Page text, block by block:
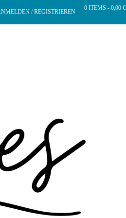
/ REGISTRIEREN
0 ITEMS - 0,00 €